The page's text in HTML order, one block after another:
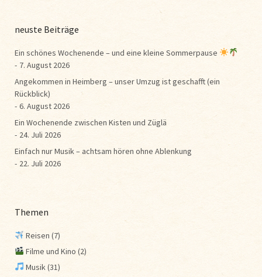
neuste Beiträge
Ein schönes Wochenende – und eine kleine Sommerpause
7. August 2026
Angekommen in Heimberg – unser Umzug ist geschafft (ein
Rückblick)
6. August 2026
Ein Wochenende zwischen Kisten und Züglä
24. Juli 2026
Einfach nur Musik – achtsam hören ohne Ablenkung
22. Juli 2026
Themen
Reisen (7)
Filme und Kino (2)
Musik(31)